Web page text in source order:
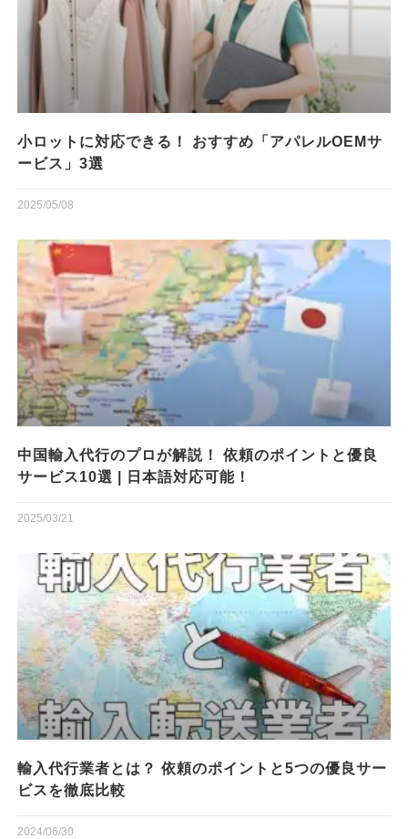
小ロットに対応できる！ おすすめ「アパレルOEMサ
ービス」3選
2025/05/08
中国輸入代行のプロが解説！ 依頼のポイントと優良
サービス10選 | 日本語対応可能！
2025/03/21
輸入代行業者とは？ 依頼のポイントと5つの優良サー
ビスを徹底比較
2024/06/30